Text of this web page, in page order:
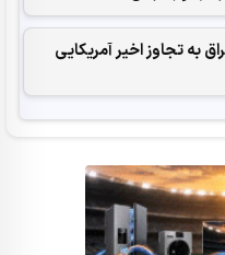
به تجاوز اخیر آمریکایی